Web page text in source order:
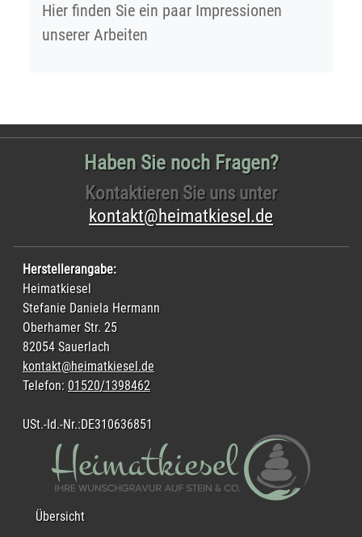
Hier finden Sie ein paar Impressionen
unserer Arbeiten
Haben Sie noch Fragen?
Kontaktieren Sie uns unter
kontakt@heimatkiesel.de
Herstellerangabe:
Heimatkiesel
Stefanie Daniela Hermann
Oberhamer Str. 25
82054 Sauerlach
kontakt@heimatkiesel.de
Telefon: 01520/1398462
USt.-Id.-Nr.:DE310636851
Übersicht